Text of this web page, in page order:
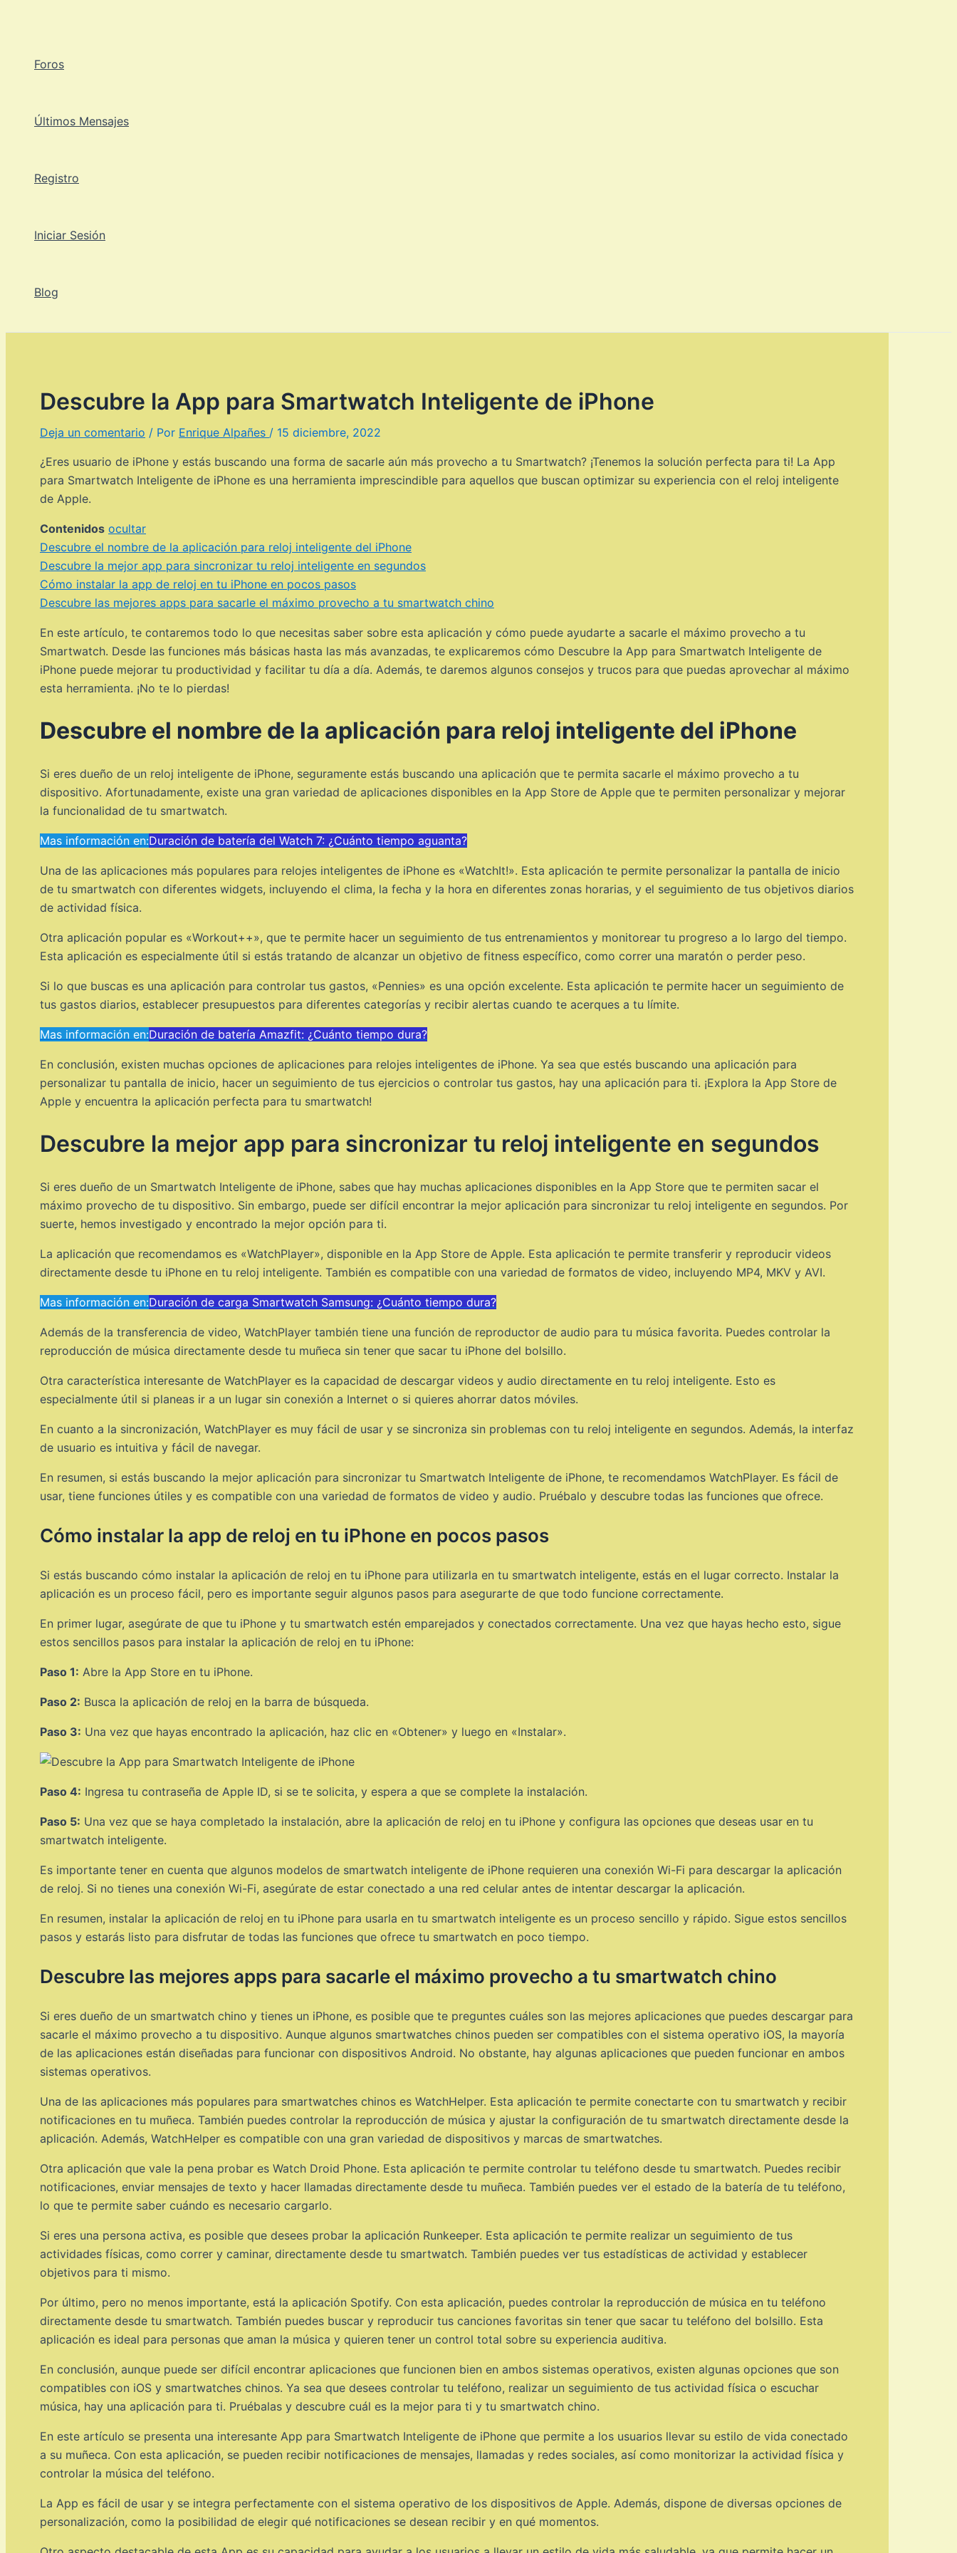
Foros
Últimos Mensajes
Registro
Iniciar Sesión
Blog
Descubre la App para Smartwatch Inteligente de iPhone
Deja un comentario / Por Enrique Alpañes / 15 diciembre, 2022
¿Eres usuario de iPhone y estás buscando una forma de sacarle aún más provecho a tu Smartwatch? ¡Tenemos la solución perfecta para ti! La App
para Smartwatch Inteligente de iPhone es una herramienta imprescindible para aquellos que buscan optimizar su experiencia con el reloj inteligente
de Apple.
Contenidos ocultar
Descubre el nombre de la aplicación para reloj inteligente del iPhone
Descubre la mejor app para sincronizar tu reloj inteligente en segundos
Cómo instalar la app de reloj en tu iPhone en pocos pasos
Descubre las mejores apps para sacarle el máximo provecho a tu smartwatch chino
En este artículo, te contaremos todo lo que necesitas saber sobre esta aplicación y cómo puede ayudarte a sacarle el máximo provecho a tu
Smartwatch. Desde las funciones más básicas hasta las más avanzadas, te explicaremos cómo Descubre la App para Smartwatch Inteligente de
iPhone puede mejorar tu productividad y facilitar tu día a día. Además, te daremos algunos consejos y trucos para que puedas aprovechar al máximo
esta herramienta. ¡No te lo pierdas!
Descubre el nombre de la aplicación para reloj inteligente del iPhone
Si eres dueño de un reloj inteligente de iPhone, seguramente estás buscando una aplicación que te permita sacarle el máximo provecho a tu
dispositivo. Afortunadamente, existe una gran variedad de aplicaciones disponibles en la App Store de Apple que te permiten personalizar y mejorar
la funcionalidad de tu smartwatch.
Mas información en:Duración de batería del Watch 7: ¿Cuánto tiempo aguanta?
Una de las aplicaciones más populares para relojes inteligentes de iPhone es «WatchIt!». Esta aplicación te permite personalizar la pantalla de inicio
de tu smartwatch con diferentes widgets, incluyendo el clima, la fecha y la hora en diferentes zonas horarias, y el seguimiento de tus objetivos diarios
de actividad física.
Otra aplicación popular es «Workout++», que te permite hacer un seguimiento de tus entrenamientos y monitorear tu progreso a lo largo del tiempo.
Esta aplicación es especialmente útil si estás tratando de alcanzar un objetivo de fitness específico, como correr una maratón o perder peso.
Si lo que buscas es una aplicación para controlar tus gastos, «Pennies» es una opción excelente. Esta aplicación te permite hacer un seguimiento de
tus gastos diarios, establecer presupuestos para diferentes categorías y recibir alertas cuando te acerques a tu límite.
Mas información en:Duración de batería Amazfit: ¿Cuánto tiempo dura?
En conclusión, existen muchas opciones de aplicaciones para relojes inteligentes de iPhone. Ya sea que estés buscando una aplicación para
personalizar tu pantalla de inicio, hacer un seguimiento de tus ejercicios o controlar tus gastos, hay una aplicación para ti. ¡Explora la App Store de
Apple y encuentra la aplicación perfecta para tu smartwatch!
Descubre la mejor app para sincronizar tu reloj inteligente en segundos
Si eres dueño de un Smartwatch Inteligente de iPhone, sabes que hay muchas aplicaciones disponibles en la App Store que te permiten sacar el
máximo provecho de tu dispositivo. Sin embargo, puede ser difícil encontrar la mejor aplicación para sincronizar tu reloj inteligente en segundos. Por
suerte, hemos investigado y encontrado la mejor opción para ti.
La aplicación que recomendamos es «WatchPlayer», disponible en la App Store de Apple. Esta aplicación te permite transferir y reproducir videos
directamente desde tu iPhone en tu reloj inteligente. También es compatible con una variedad de formatos de video, incluyendo MP4, MKV y AVI.
Mas información en:Duración de carga Smartwatch Samsung: ¿Cuánto tiempo dura?
Además de la transferencia de video, WatchPlayer también tiene una función de reproductor de audio para tu música favorita. Puedes controlar la
reproducción de música directamente desde tu muñeca sin tener que sacar tu iPhone del bolsillo.
Otra característica interesante de WatchPlayer es la capacidad de descargar videos y audio directamente en tu reloj inteligente. Esto es
especialmente útil si planeas ir a un lugar sin conexión a Internet o si quieres ahorrar datos móviles.
En cuanto a la sincronización, WatchPlayer es muy fácil de usar y se sincroniza sin problemas con tu reloj inteligente en segundos. Además, la interfaz
de usuario es intuitiva y fácil de navegar.
En resumen, si estás buscando la mejor aplicación para sincronizar tu Smartwatch Inteligente de iPhone, te recomendamos WatchPlayer. Es fácil de
usar, tiene funciones útiles y es compatible con una variedad de formatos de video y audio. Pruébalo y descubre todas las funciones que ofrece.
Cómo instalar la app de reloj en tu iPhone en pocos pasos
Si estás buscando cómo instalar la aplicación de reloj en tu iPhone para utilizarla en tu smartwatch inteligente, estás en el lugar correcto. Instalar la
aplicación es un proceso fácil, pero es importante seguir algunos pasos para asegurarte de que todo funcione correctamente.
En primer lugar, asegúrate de que tu iPhone y tu smartwatch estén emparejados y conectados correctamente. Una vez que hayas hecho esto, sigue
estos sencillos pasos para instalar la aplicación de reloj en tu iPhone:
Paso 1: Abre la App Store en tu iPhone.
Paso 2: Busca la aplicación de reloj en la barra de búsqueda.
Paso 3: Una vez que hayas encontrado la aplicación, haz clic en «Obtener» y luego en «Instalar».
Paso 4: Ingresa tu contraseña de Apple ID, si se te solicita, y espera a que se complete la instalación.
Paso 5: Una vez que se haya completado la instalación, abre la aplicación de reloj en tu iPhone y configura las opciones que deseas usar en tu
smartwatch inteligente.
Es importante tener en cuenta que algunos modelos de smartwatch inteligente de iPhone requieren una conexión Wi-Fi para descargar la aplicación
de reloj. Si no tienes una conexión Wi-Fi, asegúrate de estar conectado a una red celular antes de intentar descargar la aplicación.
En resumen, instalar la aplicación de reloj en tu iPhone para usarla en tu smartwatch inteligente es un proceso sencillo y rápido. Sigue estos sencillos
pasos y estarás listo para disfrutar de todas las funciones que ofrece tu smartwatch en poco tiempo.
Descubre las mejores apps para sacarle el máximo provecho a tu smartwatch chino
Si eres dueño de un smartwatch chino y tienes un iPhone, es posible que te preguntes cuáles son las mejores aplicaciones que puedes descargar para
sacarle el máximo provecho a tu dispositivo. Aunque algunos smartwatches chinos pueden ser compatibles con el sistema operativo iOS, la mayoría
de las aplicaciones están diseñadas para funcionar con dispositivos Android. No obstante, hay algunas aplicaciones que pueden funcionar en ambos
sistemas operativos.
Una de las aplicaciones más populares para smartwatches chinos es WatchHelper. Esta aplicación te permite conectarte con tu smartwatch y recibir
notificaciones en tu muñeca. También puedes controlar la reproducción de música y ajustar la configuración de tu smartwatch directamente desde la
aplicación. Además, WatchHelper es compatible con una gran variedad de dispositivos y marcas de smartwatches.
Otra aplicación que vale la pena probar es Watch Droid Phone. Esta aplicación te permite controlar tu teléfono desde tu smartwatch. Puedes recibir
notificaciones, enviar mensajes de texto y hacer llamadas directamente desde tu muñeca. También puedes ver el estado de la batería de tu teléfono,
lo que te permite saber cuándo es necesario cargarlo.
Si eres una persona activa, es posible que desees probar la aplicación Runkeeper. Esta aplicación te permite realizar un seguimiento de tus
actividades físicas, como correr y caminar, directamente desde tu smartwatch. También puedes ver tus estadísticas de actividad y establecer
objetivos para ti mismo.
Por último, pero no menos importante, está la aplicación Spotify. Con esta aplicación, puedes controlar la reproducción de música en tu teléfono
directamente desde tu smartwatch. También puedes buscar y reproducir tus canciones favoritas sin tener que sacar tu teléfono del bolsillo. Esta
aplicación es ideal para personas que aman la música y quieren tener un control total sobre su experiencia auditiva.
En conclusión, aunque puede ser difícil encontrar aplicaciones que funcionen bien en ambos sistemas operativos, existen algunas opciones que son
compatibles con iOS y smartwatches chinos. Ya sea que desees controlar tu teléfono, realizar un seguimiento de tus actividad física o escuchar
música, hay una aplicación para ti. Pruébalas y descubre cuál es la mejor para ti y tu smartwatch chino.
En este artículo se presenta una interesante App para Smartwatch Inteligente de iPhone que permite a los usuarios llevar su estilo de vida conectado
a su muñeca. Con esta aplicación, se pueden recibir notificaciones de mensajes, llamadas y redes sociales, así como monitorizar la actividad física y
controlar la música del teléfono.
La App es fácil de usar y se integra perfectamente con el sistema operativo de los dispositivos de Apple. Además, dispone de diversas opciones de
personalización, como la posibilidad de elegir qué notificaciones se desean recibir y en qué momentos.